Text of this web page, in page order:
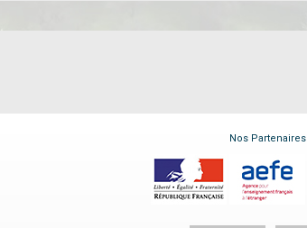
Nos Partenaires